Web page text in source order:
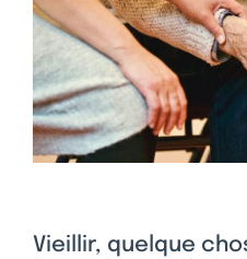
Vieillir, quelque